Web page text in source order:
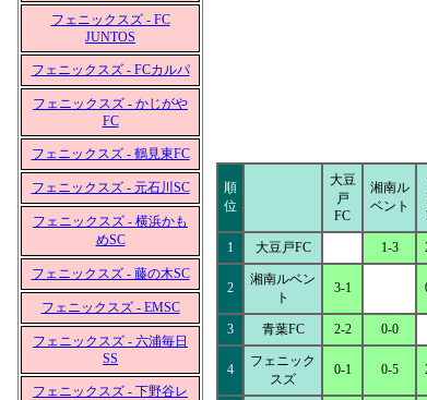
フェニックスズ - FC
JUNTOS
フェニックスズ - FCカルパ
フェニックスズ - かじがや
FC
フェニックスズ - 鶴見東FC
フェニックスズ - 元石川SC
フェニックスズ - 横浜かも
めSC
フェニックスズ - 藤の木SC
フェニックスズ - EMSC
フェニックスズ - 六浦毎日
SS
フェニックスズ - 下野谷レ
順
位
大豆
戸
FC
湘南ル
ベント
1 大豆戸FC 1-3
2
湘南ルベン
ト
3-1
3 青葉FC 2-2 0-0
4
フェニック
スズ
0-1 0-5